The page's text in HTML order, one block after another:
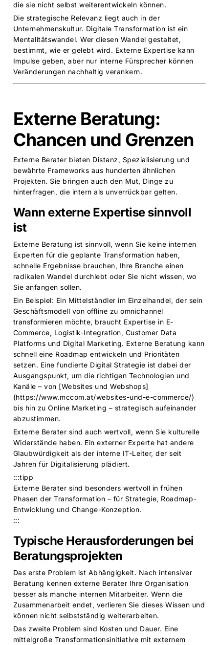
die sie nicht selbst weiterentwickeln können.
Die strategische Relevanz liegt auch in der
Unternehmenskultur. Digitale Transformation ist ein
Mentalitätswandel. Wer diesen Wandel gestaltet,
bestimmt, wie er gelebt wird. Externe Expertise kann
Impulse geben, aber nur interne Fürsprecher können
Veränderungen nachhaltig verankern.
Externe Beratung:
Chancen und Grenzen
Externe Berater bieten Distanz, Spezialisierung und
bewährte Frameworks aus hunderten ähnlichen
Projekten. Sie bringen auch den Mut, Dinge zu
hinterfragen, die intern als unverrückbar gelten.
Wann externe Expertise sinnvoll
ist
Externe Beratung ist sinnvoll, wenn Sie keine internen
Experten für die geplante Transformation haben,
schnelle Ergebnisse brauchen, Ihre Branche einen
radikalen Wandel durchlebt oder Sie nicht wissen, wo
Sie anfangen sollen.
Ein Beispiel: Ein Mittelständler im Einzelhandel, der sein
Geschäftsmodell von offline zu omnichannel
transformieren möchte, braucht Expertise in E-
Commerce, Logistik-Integration, Customer Data
Platforms und Digital Marketing. Externe Beratung kann
schnell eine Roadmap entwickeln und Prioritäten
setzen. Eine fundierte Digital Strategie ist dabei der
Ausgangspunkt, um die richtigen Technologien und
Kanäle – von [Websites und Webshops]
(https://www.mccom.at/websites-und-e-commerce/)
bis hin zuOnline Marketing – strategisch aufeinander
abzustimmen.
Externe Berater sind auch wertvoll, wenn Sie kulturelle
Widerstände haben. Ein externer Experte hat andere
Glaubwürdigkeit als der interne IT-Leiter, der seit
Jahren für Digitalisierung plädiert.
:::tipp
Externe Berater sind besonders wertvoll in frühen
Phasen der Transformation – für Strategie, Roadmap-
Entwicklung und Change-Konzeption.
:::
Typische Herausforderungen bei
Beratungsprojekten
Das erste Problem ist Abhängigkeit. Nach intensiver
Beratung kennen externe Berater Ihre Organisation
besser als manche internen Mitarbeiter. Wenn die
Zusammenarbeit endet, verlieren Sie dieses Wissen und
können nicht selbstständig weiterarbeiten.
Das zweite Problem sind Kosten und Dauer. Eine
mittelgroße Transformationsinitiative mit externem